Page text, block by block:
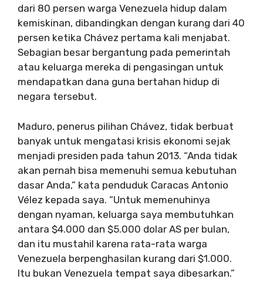
dari 80 persen warga Venezuela hidup dalam
kemiskinan, dibandingkan dengan kurang dari 40
persen ketika Chávez pertama kali menjabat.
Sebagian besar bergantung pada pemerintah
atau keluarga mereka di pengasingan untuk
mendapatkan dana guna bertahan hidup di
negara tersebut.
Maduro, penerus pilihan Chávez, tidak berbuat
banyak untuk mengatasi krisis ekonomi sejak
menjadi presiden pada tahun 2013. “Anda tidak
akan pernah bisa memenuhi semua kebutuhan
dasar Anda,” kata penduduk Caracas Antonio
Vélez kepada saya. “Untuk memenuhinya
dengan nyaman, keluarga saya membutuhkan
antara $4.000 dan $5.000 dolar AS per bulan,
dan itu mustahil karena rata-rata warga
Venezuela berpenghasilan kurang dari $1.000.
Itu bukan Venezuela tempat saya dibesarkan.”